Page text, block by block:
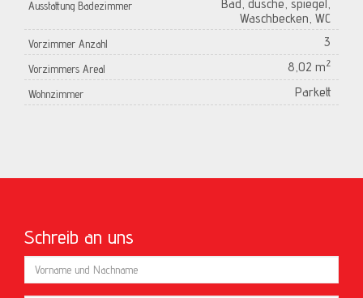
Ausstattung Badezimmer
Bad, dusche, spiegel,
Waschbecken, WC
Vorzimmer Anzahl 3
Vorzimmers Areal 8,02 m2
Wohnzimmer Parkett
Schreib an uns